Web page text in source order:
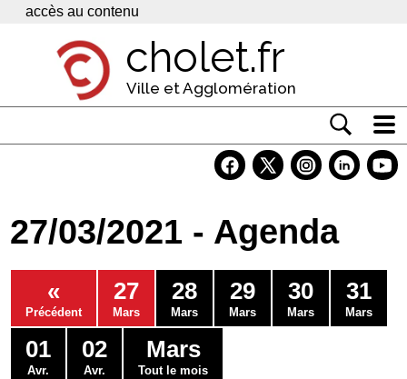
Panneau de gestion des cookies
accès au contenu
cholet.fr
Ville et Agglomération
Economie
Services
Contacts
27/03/2021 - Agenda
«
Précédent
27
Mars
28
Mars
29
Mars
30
Mars
31
Mars
01
Avr.
02
Avr.
Mars
Tout le mois